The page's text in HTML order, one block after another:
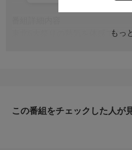
もっ
東北6大祭りの熱気を体感でき
この番組をチェックした人が